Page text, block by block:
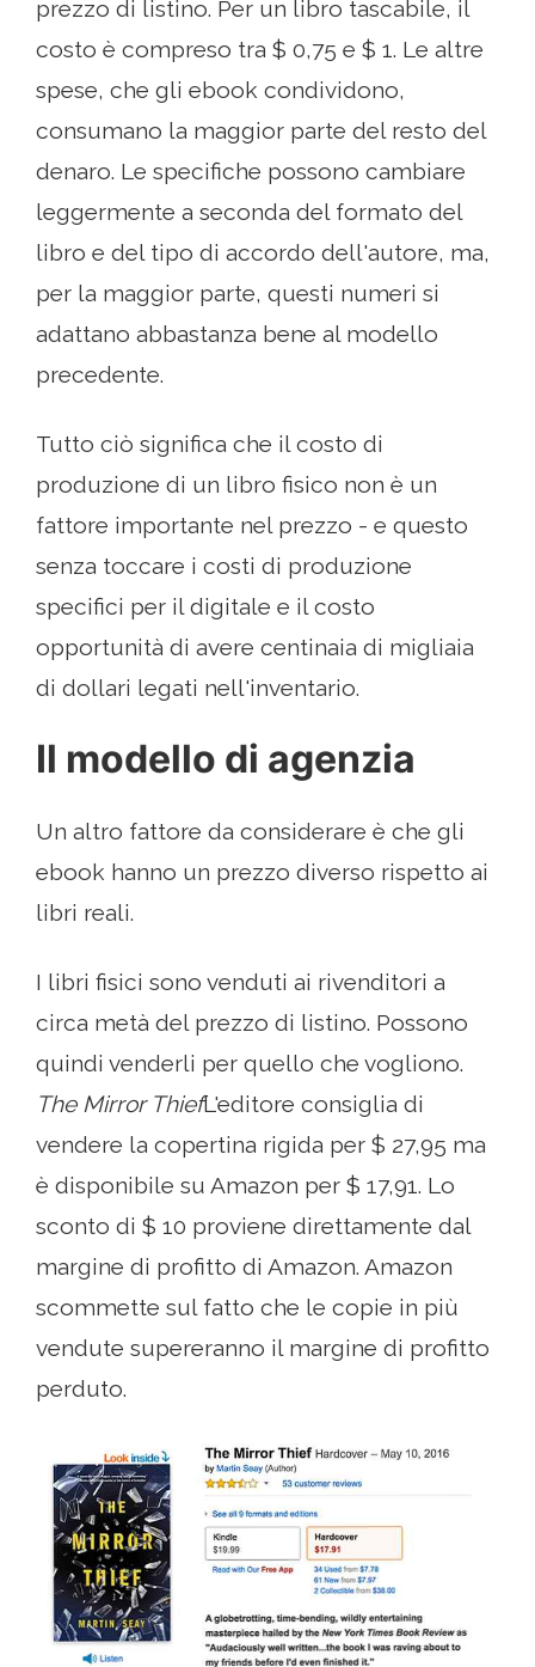
prezzo di listino. Per un libro tascabile, il
costo è compreso tra $ 0,75 e $ 1. Le altre
spese, che gli ebook condividono,
consumano la maggior parte del resto del
denaro. Le specifiche possono cambiare
leggermente a seconda del formato del
libro e del tipo di accordo dell'autore, ma,
per la maggior parte, questi numeri si
adattano abbastanza bene al modello
precedente.
Tutto ciò significa che il costo di
produzione di un libro fisico non è un
fattore importante nel prezzo - e questo
senza toccare i costi di produzione
specifici per il digitale e il costo
opportunità di avere centinaia di migliaia
di dollari legati nell'inventario.
Il modello di agenzia
Un altro fattore da considerare è che gli
ebook hanno un prezzo diverso rispetto ai
libri reali.
I libri fisici sono venduti ai rivenditori a
circa metà del prezzo di listino. Possono
quindi venderli per quello che vogliono.
The Mirror ThiefL'editore consiglia di
vendere la copertina rigida per $ 27,95 ma
è disponibile su Amazon per $ 17,91. Lo
sconto di $ 10 proviene direttamente dal
margine di profitto di Amazon. Amazon
scommette sul fatto che le copie in più
vendute supereranno il margine di profitto
perduto.